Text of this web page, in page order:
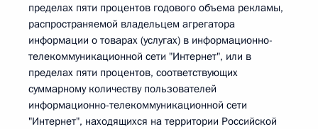
пределах пяти процентов годового объема рекламы,
распространяемой владельцем агрегатора
информации о товарах (услугах) в информационно-
телекоммуникационной сети "Интернет", или в
пределах пяти процентов, соответствующих
суммарному количеству пользователей
информационно-телекоммуникационной сети
"Интернет", находящихся на территории Российской